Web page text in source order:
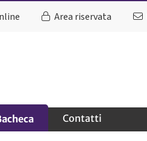
Area riservata
Contatti